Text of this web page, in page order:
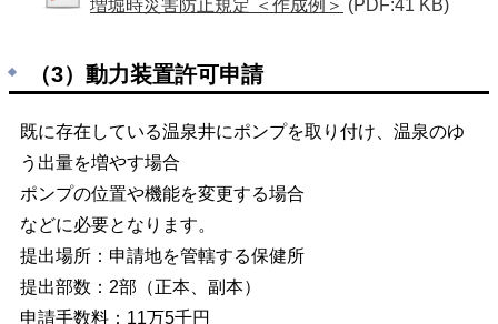
増堀時災害防止規定 ＜作成例＞ (PDF:41 KB)
（3）動力装置許可申請
既に存在している温泉井にポンプを取り付け、温泉のゆ
う出量を増やす場合
ポンプの位置や機能を変更する場合
などに必要となります。
提出場所：申請地を管轄する保健所
提出部数：2部（正本、副本）
申請手数料：11万5千円